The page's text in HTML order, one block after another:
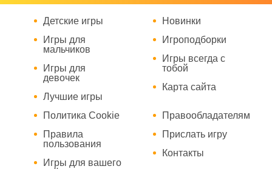
Детские игры
Игры для
мальчиков
Игры для
девочек
Лучшие игры
Новинки
Игроподборки
Игры всегда с
тобой
Карта сайта
Политика Cookie
Правила
пользования
Игры для вашего
Правообладателям
Прислать игру
Контакты